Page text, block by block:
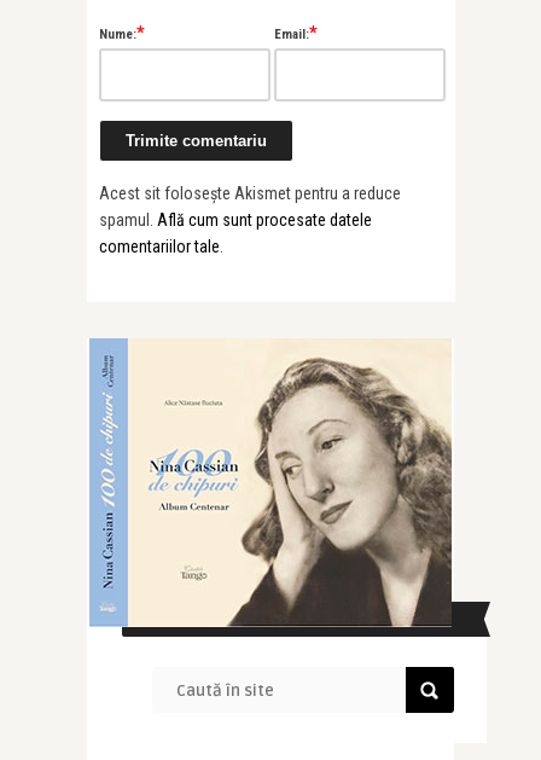
Nume:* Email:*
Acest sit folosește Akismet pentru a reduce
spamul. Află cum sunt procesate datele
comentariilor tale
CAUTĂ ÎN SITE